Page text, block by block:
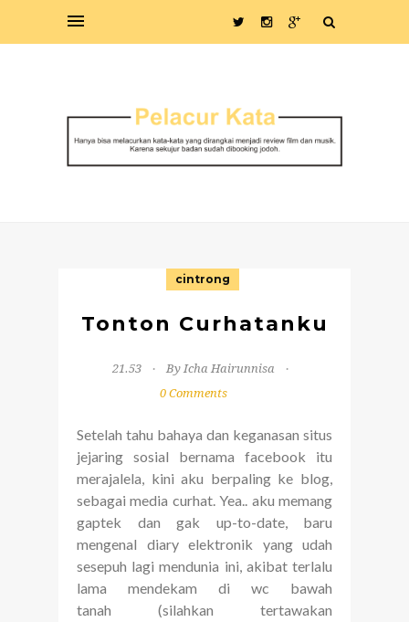
cintrong
Tonton Curhatanku
21.53
By Icha Hairunnisa
0 Comments
Setelah tahu bahaya dan keganasan situs
jejaring sosial bernama facebook itu
merajalela, kini aku berpaling ke blog,
sebagai media curhat. Yea.. aku memang
gaptek dan gak up-to-date, baru
mengenal diary elektronik yang udah
sesepuh lagi mendunia ini, akibat terlalu
lama mendekam di wc bawah
tanah (silahkan tertawakan